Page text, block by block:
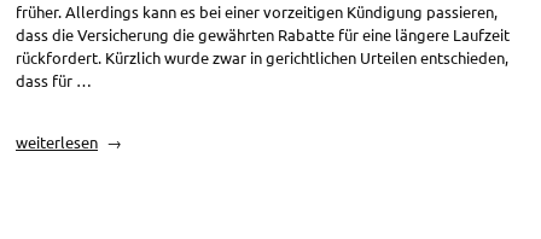
früher. Allerdings kann es bei einer vorzeitigen Kündigung passieren,
dass die Versicherung die gewährten Rabatte für eine längere Laufzeit
rückfordert. Kürzlich wurde zwar in gerichtlichen Urteilen entschieden,
dass für …
„Versicherungsprämie
weiterlesen